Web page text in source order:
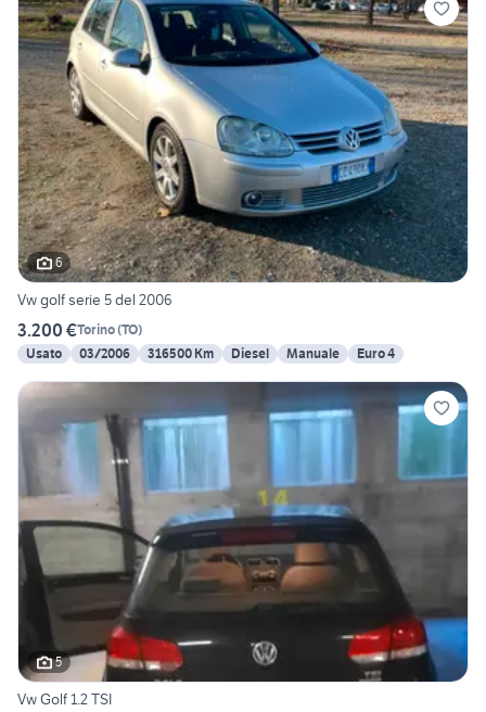
6
Vw golf serie 5 del 2006
3.200 €Torino(TO)
Usato
03/2006 316500 Km Diesel Manuale Euro 4
5
Vw Golf 1.2 TSI